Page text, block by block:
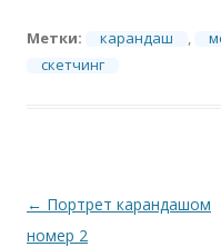
Метки: карандаш ,
скетчинг
Навигация
по
← Портрет карандашом
номер 2